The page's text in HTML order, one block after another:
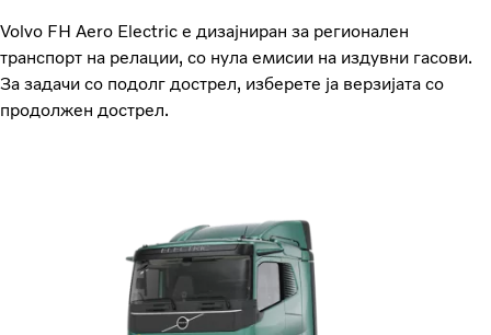
Volvo FH Aero Electric е дизајниран за регионален
транспорт на релации, со нула емисии на издувни гасови.
За задачи со подолг дострел, изберете ја верзијата со
продолжен дострел.